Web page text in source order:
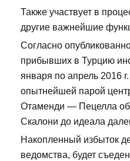
Также участвует в
другие важнейшие
Согласно
прибывших в Турцию
января по апрель 2016
опытнейшей парой
Отаменди — Пецелла
Скалони до идеала
Накопленный избыток
ведомства, будет